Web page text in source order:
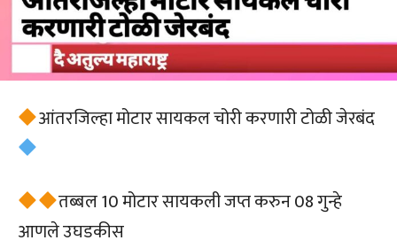
आंतरजिल्हा मोटार सायकल चोरी करणारी टोळी जेरबंद
तब्बल 10 मोटार सायकली जप्त करुन 08 गुन्हे
आणले उघडकीस